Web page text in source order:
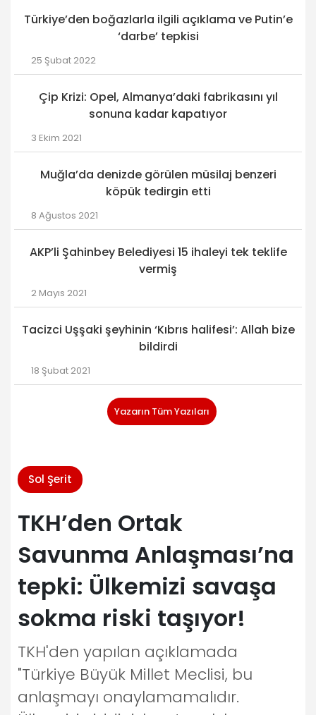
Türkiye’den boğazlarla ilgili açıklama ve Putin’e
‘darbe’ tepkisi
25 Şubat 2022
Çip Krizi: Opel, Almanya’daki fabrikasını yıl
sonuna kadar kapatıyor
3 Ekim 2021
Muğla’da denizde görülen müsilaj benzeri
köpük tedirgin etti
8 Ağustos 2021
AKP’li Şahinbey Belediyesi 15 ihaleyi tek teklife
vermiş
2 Mayıs 2021
Tacizci Uşşaki şeyhinin ‘Kıbrıs halifesi’: Allah bize
bildirdi
18 Şubat 2021
Yazarın Tüm Yazıları
Sol Şerit
TKH’den Ortak
Savunma Anlaşması’na
tepki: Ülkemizi savaşa
sokma riski taşıyor!
TKH'den yapılan açıklamada
"Türkiye Büyük Millet Meclisi, bu
anlaşmayı onaylamamalıdır.